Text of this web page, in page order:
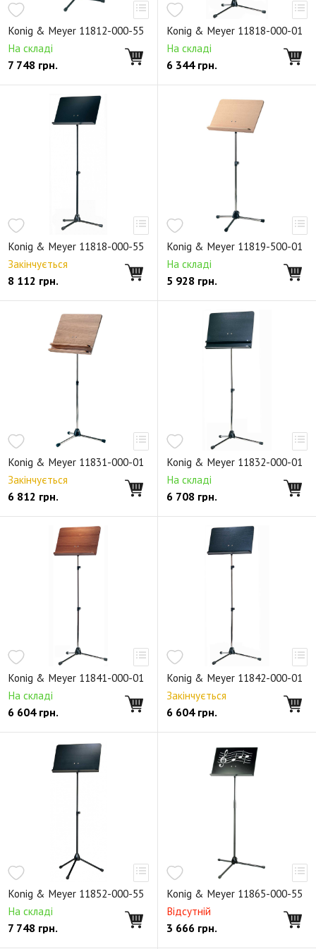
Держатели для телефонов и планшетов
Торговое оборудование
Запасные части
Снято с производства
Konig & Meyer 11812-000-55
На складі
7 748 грн.
Konig & Meyer 11818-000-01
На складі
6 344грн.
Konig & Meyer 11818-000-55
Закінчується
8 112 грн.
Konig & Meyer 11819-500-01
На складі
5 928 грн.
Konig & Meyer 11831-000-01
Закінчується
6 812 грн.
Konig & Meyer 11832-000-01
На складі
6 708 грн.
Konig & Meyer 11841-000-01
На складі
6 604грн.
Konig & Meyer 11842-000-01
Закінчується
6 604грн.
Konig & Meyer 11852-000-55
На складі
7 748 грн.
Konig & Meyer 11865-000-55
Відсутній
3 666 грн.